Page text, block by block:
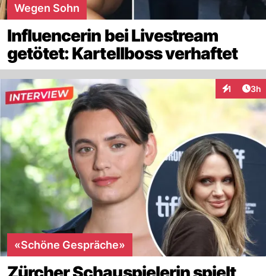
Wegen Sohn
Influencerin bei Livestream
getötet: Kartellboss verhaftet
1 3h
«Schöne Gespräche»